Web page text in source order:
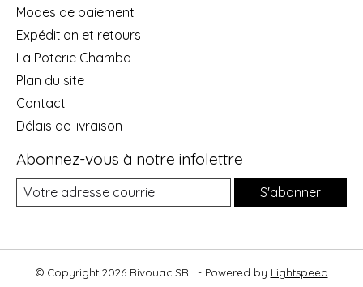
Modes de paiement
Expédition et retours
La Poterie Chamba
Plan du site
Contact
Délais de livraison
Abonnez-vous à notre infolettre
S'abonner
© Copyright 2026 Bivouac SRL - Powered by Lightspeed